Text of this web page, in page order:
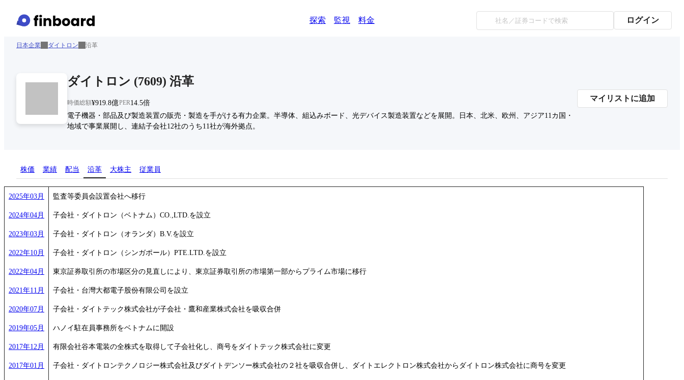
探索 監視 料金 ログイン
日本企業 ダイトロン 沿革
ダイトロン (7609) 沿革
時価総額¥919.8億PER14.5倍
電子機器・部品及び製造装置の販売・製造を手がける有力企業。半導体、組込みボード、光デバイス製造装置などを展開。日本、北米、欧州、アジア11カ国・
地域で事業展開し、連結子会社12社のうち11社が海外拠点。
マイリストに追加
株価 業績 配当 沿革 大株主 従業員
2025年03月 監査等委員会設置会社へ移行
2024年04月 子会社・ダイトロン（ベトナム）CO.,LTD.を設立
2023年03月 子会社・ダイトロン（オランダ）B.V.を設立
2022年10月 子会社・ダイトロン（シンガポール）PTE.LTD.を設立
2022年04月 東京証券取引所の市場区分の見直しにより、東京証券取引所の市場第一部からプライム市場に移行
2021年11月 子会社・台灣大都電子股份有限公司を設立
2020年07月 子会社・ダイトテック株式会社が子会社・鷹和産業株式会社を吸収合併
2019年05月 ハノイ駐在員事務所をベトナムに開設
2017年12月 有限会社谷本電装の全株式を取得して子会社化し、商号をダイトテック株式会社に変更
2017年01月 子会社・ダイトロンテクノロジー株式会社及びダイトデンソー株式会社の２社を吸収合併し、ダイトエレクトロン株式会社からダイトロン株式会社に商号を変更